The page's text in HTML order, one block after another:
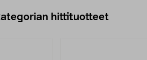
hittituotteet